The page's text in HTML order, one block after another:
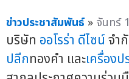
ข่าวประชาสัมพันธ์ » จันทร์
บริษัท ออโรร่า ดีไซน์จำ
ปลีกทองคำ และเครื่องป